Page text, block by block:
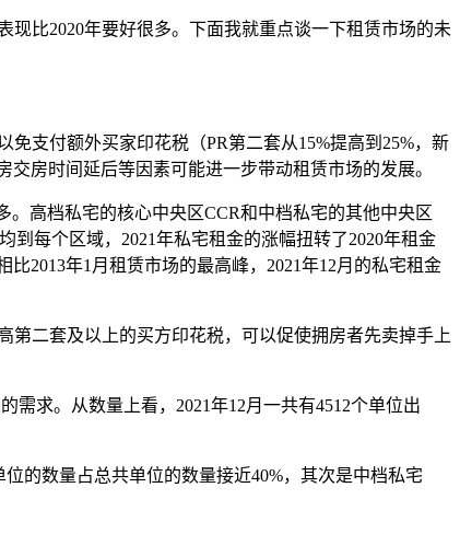
比2020年要好很多。下面我就重点谈一下租赁市场的未
支付额外买家印花税（PR第二套从15%提高到25%，新
房时间延后等因素可能进一步带动租赁市场的发展。
。高档私宅的核心中央区CCR和中档私宅的其他中央区
到每个区域，2021年私宅租金的涨幅扭转了2020年租金
比2013年1月租赁市场的最高峰，2021年12月的私宅租金
二套及以上的买方印花税，可以促使拥房者先卖掉手上
求。从数量上看，2021年12月一共有4512个单位出
的数量占总共单位的数量接近40%，其次是中档私宅